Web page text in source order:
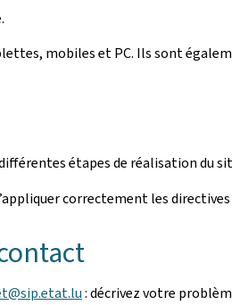
mobiles et PC. Ils sont
étapes de réalisation du
correctement les
: décrivez votre